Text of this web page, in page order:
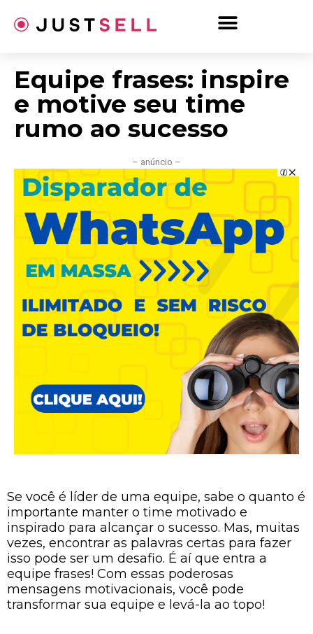
para
Equipe frases: inspire
e motive seu time
rumo ao sucesso
– anúncio –
Se você é líder de uma equipe, sabe o quanto é
importante manter o time motivado e
inspirado para alcançar o sucesso. Mas, muitas
vezes, encontrar as palavras certas para fazer
isso pode ser um desafio. É aí que entra a
equipe frases! Com essas poderosas
mensagens motivacionais, você pode
transformar sua equipe e levá-la ao topo!